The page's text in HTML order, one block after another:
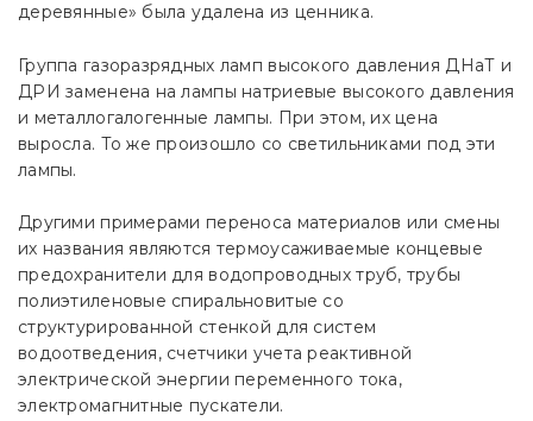
деревянные» была удалена из ценника.
Группа газоразрядных ламп высокого давления ДНаТ и
ДРИ заменена на лампы натриевые высокого давления
и металлогалогенные лампы. При этом, их цена
выросла. То же произошло со светильниками под эти
лампы.
Другими примерами переноса материалов или смены
их названия являются термоусаживаемые концевые
предохранители для водопроводных труб, трубы
полиэтиленовые спиральновитые со
структурированной стенкой для систем
водоотведения, счетчики учета реактивной
электрической энергии переменного тока,
электромагнитные пускатели.